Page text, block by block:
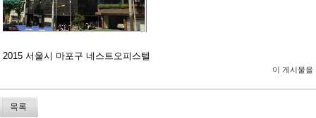
2015 서울시 마포구 네스트오피스텔
이 게시물을
목록